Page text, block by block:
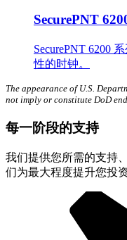
SecurePNT
SecurePNT 6200
性的时钟。
The appearance of U.S.
not imply or constitute DoD
每一阶段的支持
我们提供您所需的支持
们为最大程度提升您投